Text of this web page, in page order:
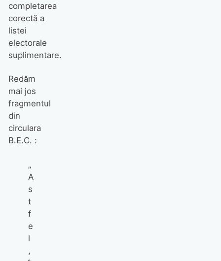
completarea
corectă a
listei
electorale
suplimentare.
Redăm
mai jos
fragmentul
din
circulara
B.E.C. :
„
A
s
t
f
e
l
,